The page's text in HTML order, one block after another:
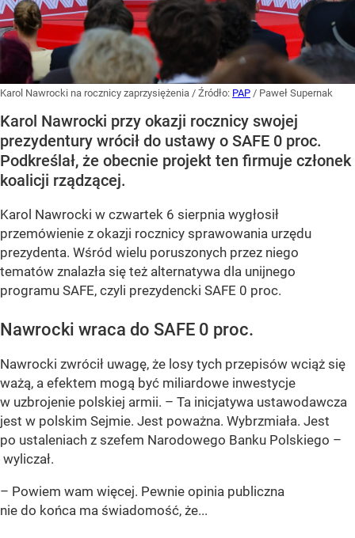
Karol Nawrocki na rocznicy zaprzysiężenia / Źródło: PAP / Paweł Supernak
Karol Nawrocki przy okazji rocznicy swojej
prezydentury wrócił do ustawy o SAFE 0 proc.
Podkreślał, że obecnie projekt ten firmuje członek
koalicji rządzącej.
Karol Nawrocki w czwartek 6 sierpnia wygłosił
przemówienie z okazji rocznicy sprawowania urzędu
prezydenta. Wśród wielu poruszonych przez niego
tematów znalazła się też alternatywa dla unijnego
programu SAFE, czyli prezydencki SAFE 0 proc.
Nawrocki wraca do SAFE 0 proc.
Nawrocki zwrócił uwagę, że losy tych przepisów wciąż się
ważą, a efektem mogą być miliardowe inwestycje
w uzbrojenie polskiej armii. – Ta inicjatywa ustawodawcza
jest w polskim Sejmie. Jest poważna. Wybrzmiała. Jest
po ustaleniach z szefem Narodowego Banku Polskiego –
wyliczał.
– Powiem wam więcej. Pewnie opinia publiczna
nie do końca ma świadomość, że...